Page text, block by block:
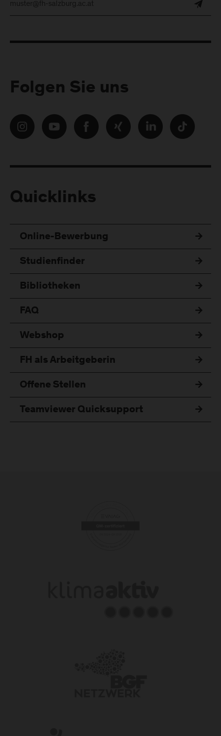
Folgen Sie uns
Quicklinks
Online-Bewerbung
Studienfinder
Bibliotheken
FAQ
Webshop
FH als Arbeitgeberin
Offene Stellen
Teamviewer Quicksupport